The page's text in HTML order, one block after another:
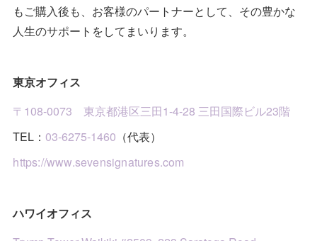
(10)
(4)
(1)
(1)
(2)
(4)
もご購入後も、お客様のパートナーとして、その豊かな
人生のサポートをしてまいります。
東京オフィス
〒108-0073 東京都港区三田1-4-28 三田国際ビル23階
TEL：03-6275-1460 （代表）
https://www.sevensignatures.com
ハワイオフィス